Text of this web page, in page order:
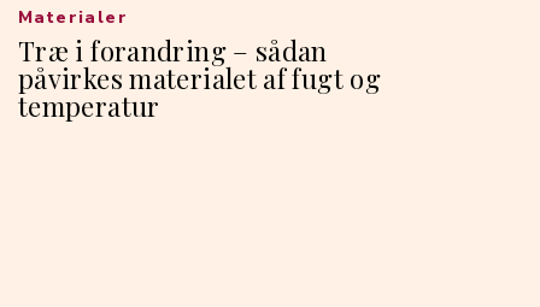
Træ i forandring – sådan
påvirkes materialet af fugt og
temperatur
Materialer